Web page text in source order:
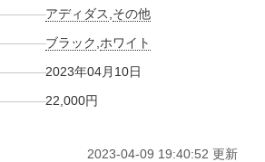
アディダス その他
ブラック ホワイト
2023年04月10日
22,000円
2023-04-09 19:40:52 更新